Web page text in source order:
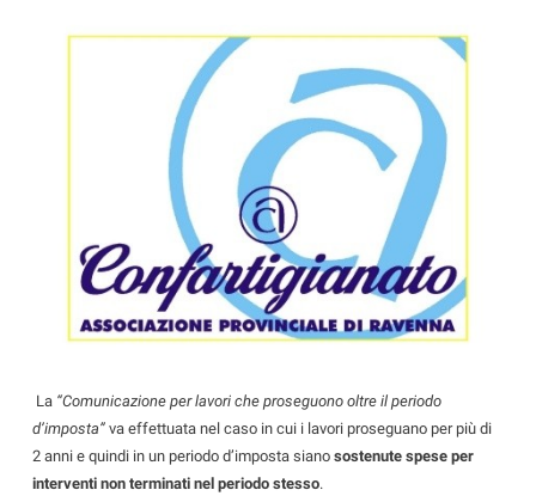
La “Comunicazione per lavori che proseguono oltre il periodo
d’imposta”va effettuata nel caso in cui i lavori proseguano per più di
2 anni e quindi in un periodo d’imposta sianosostenute spese per
interventi non terminati nel periodo stesso.